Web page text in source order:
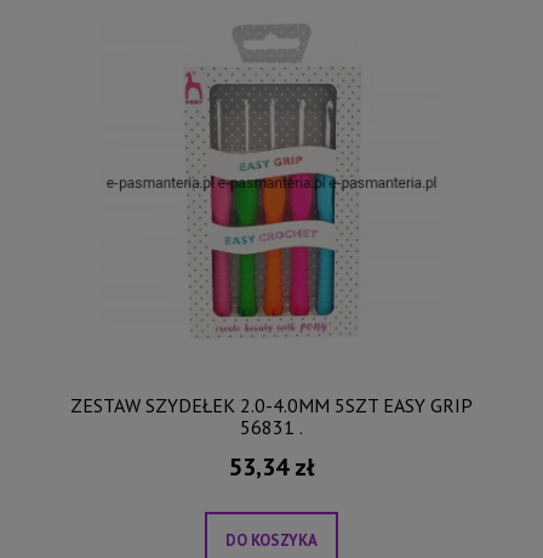
ZESTAW SZYDEŁEK 2.0-4.0MM 5SZT EASY GRIP
56831 .
53,34 zł
DO KOSZYKA